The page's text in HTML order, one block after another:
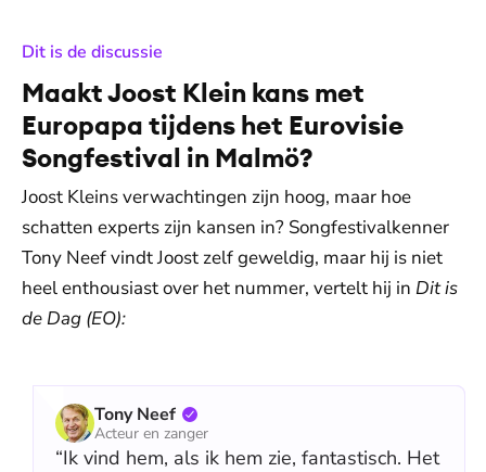
Dit is de discussie
Maakt Joost Klein kans met
Europapa tijdens het Eurovisie
Songfestival in Malmö?
Joost Kleins verwachtingen zijn hoog, maar hoe
schatten experts zijn kansen in? Songfestivalkenner
Tony Neef vindt Joost zelf geweldig, maar hij is niet
heel enthousiast over het nummer, vertelt hij in Dit is
de Dag (EO):
Tony Neef
Acteur en zanger
“Ik vind hem, als ik hem zie, fantastisch. Het